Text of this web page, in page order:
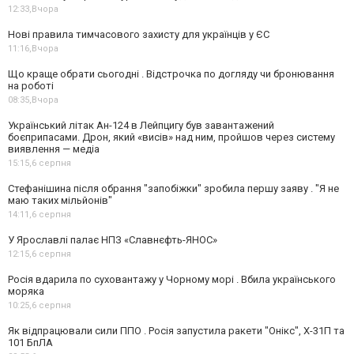
12:33,Вчора
Нові правила тимчасового захисту для українців у ЄС
11:16,Вчора
Що краще обрати сьогодні . Відстрочка по догляду чи бронювання
на роботі
08:35,Вчора
Український літак Ан-124 в Лейпцигу був завантажений
боєприпасами. Дрон, який «висів» над ним, пройшов через систему
виявлення — медіа
15:15,6 серпня
Стефанішина після обрання "запобіжки" зробила першу заяву . "Я не
маю таких мільйонів"
14:11,6 серпня
У Ярославлі палає НПЗ «Славнєфть-ЯНОС»
12:15,6 серпня
Росія вдарила по суховантажу у Чорному морі . Вбила українського
моряка
10:25,6 серпня
Як відпрацювали сили ППО . Росія запустила ракети "Онікс", Х-31П та
101 БпЛА